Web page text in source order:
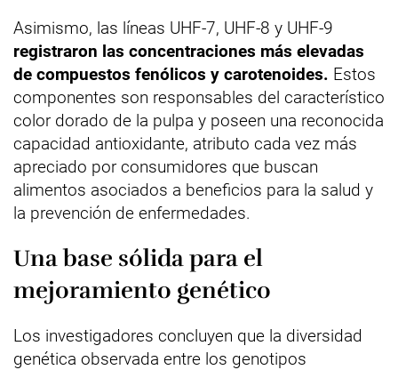
Asimismo, las líneas UHF-7, UHF-8 y UHF-9
registraron las concentraciones más elevadas
de compuestos fenólicos y carotenoides. Estos
componentes son responsables del característico
color dorado de la pulpa y poseen una reconocida
capacidad antioxidante, atributo cada vez más
apreciado por consumidores que buscan
alimentos asociados a beneficios para la salud y
la prevención de enfermedades.
Una base sólida para el
mejoramiento genético
Los investigadores concluyen que la diversidad
genética observada entre los genotipos